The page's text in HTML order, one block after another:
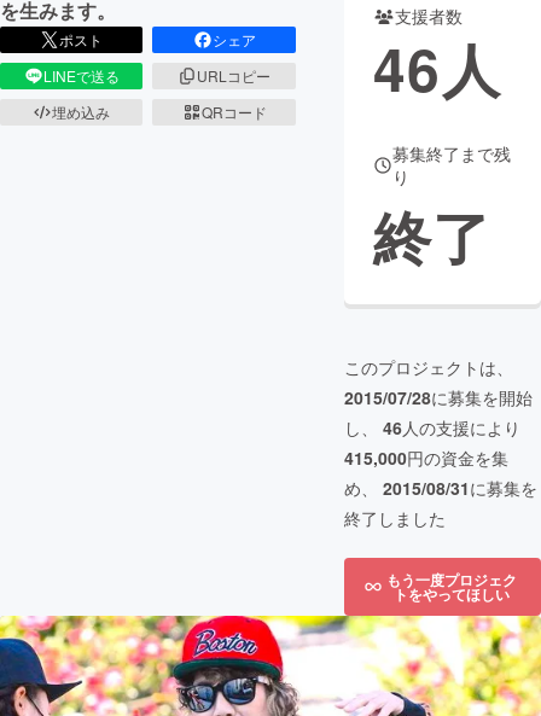
を生みます。
ポスト
シェア
LINEで送る
URLコピー
埋め込み
QRコード
支援者数
46人
募集終了まで残
り
終了
このプロジェクトは、
2015/07/28に募集を開始
し、 46人の支援により
415,000円の資金を集
め、 2015/08/31に募集を
終了しました
もう一度プロジェク
トをやってほしい